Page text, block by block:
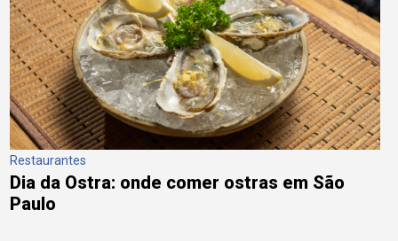
Restaurantes
Dia da Ostra: onde comer ostras em São
Paulo